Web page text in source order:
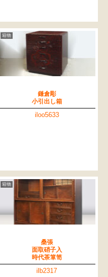
箱物
鎌倉彫
小引出し箱
iloo5633
箱物
桑張
面取硝子入
時代茶箪笥
ilb2317